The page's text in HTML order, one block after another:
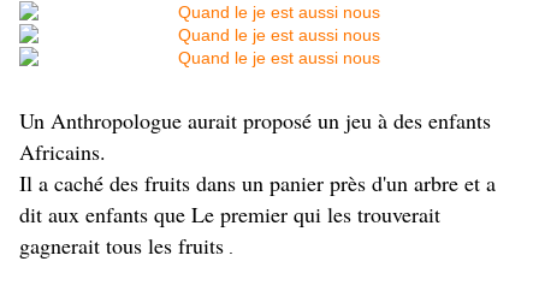
Un Anthropologue aurait proposé un jeu à des enfants
Africains.
Il a caché des fruits dans un panier près d'un arbre et a
dit aux enfants que Le premier qui les trouverait
gagnerait tous les fruits